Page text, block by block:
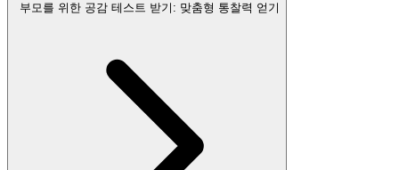
부모를 위한 공감 테스트 받기: 맞춤형 통찰력 얻기